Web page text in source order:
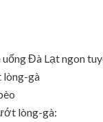
uống Đà Lạt ngon
lòng-gà
lòng-gà: